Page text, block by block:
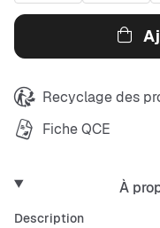
Recyclage des
Fiche QCE
À
Description